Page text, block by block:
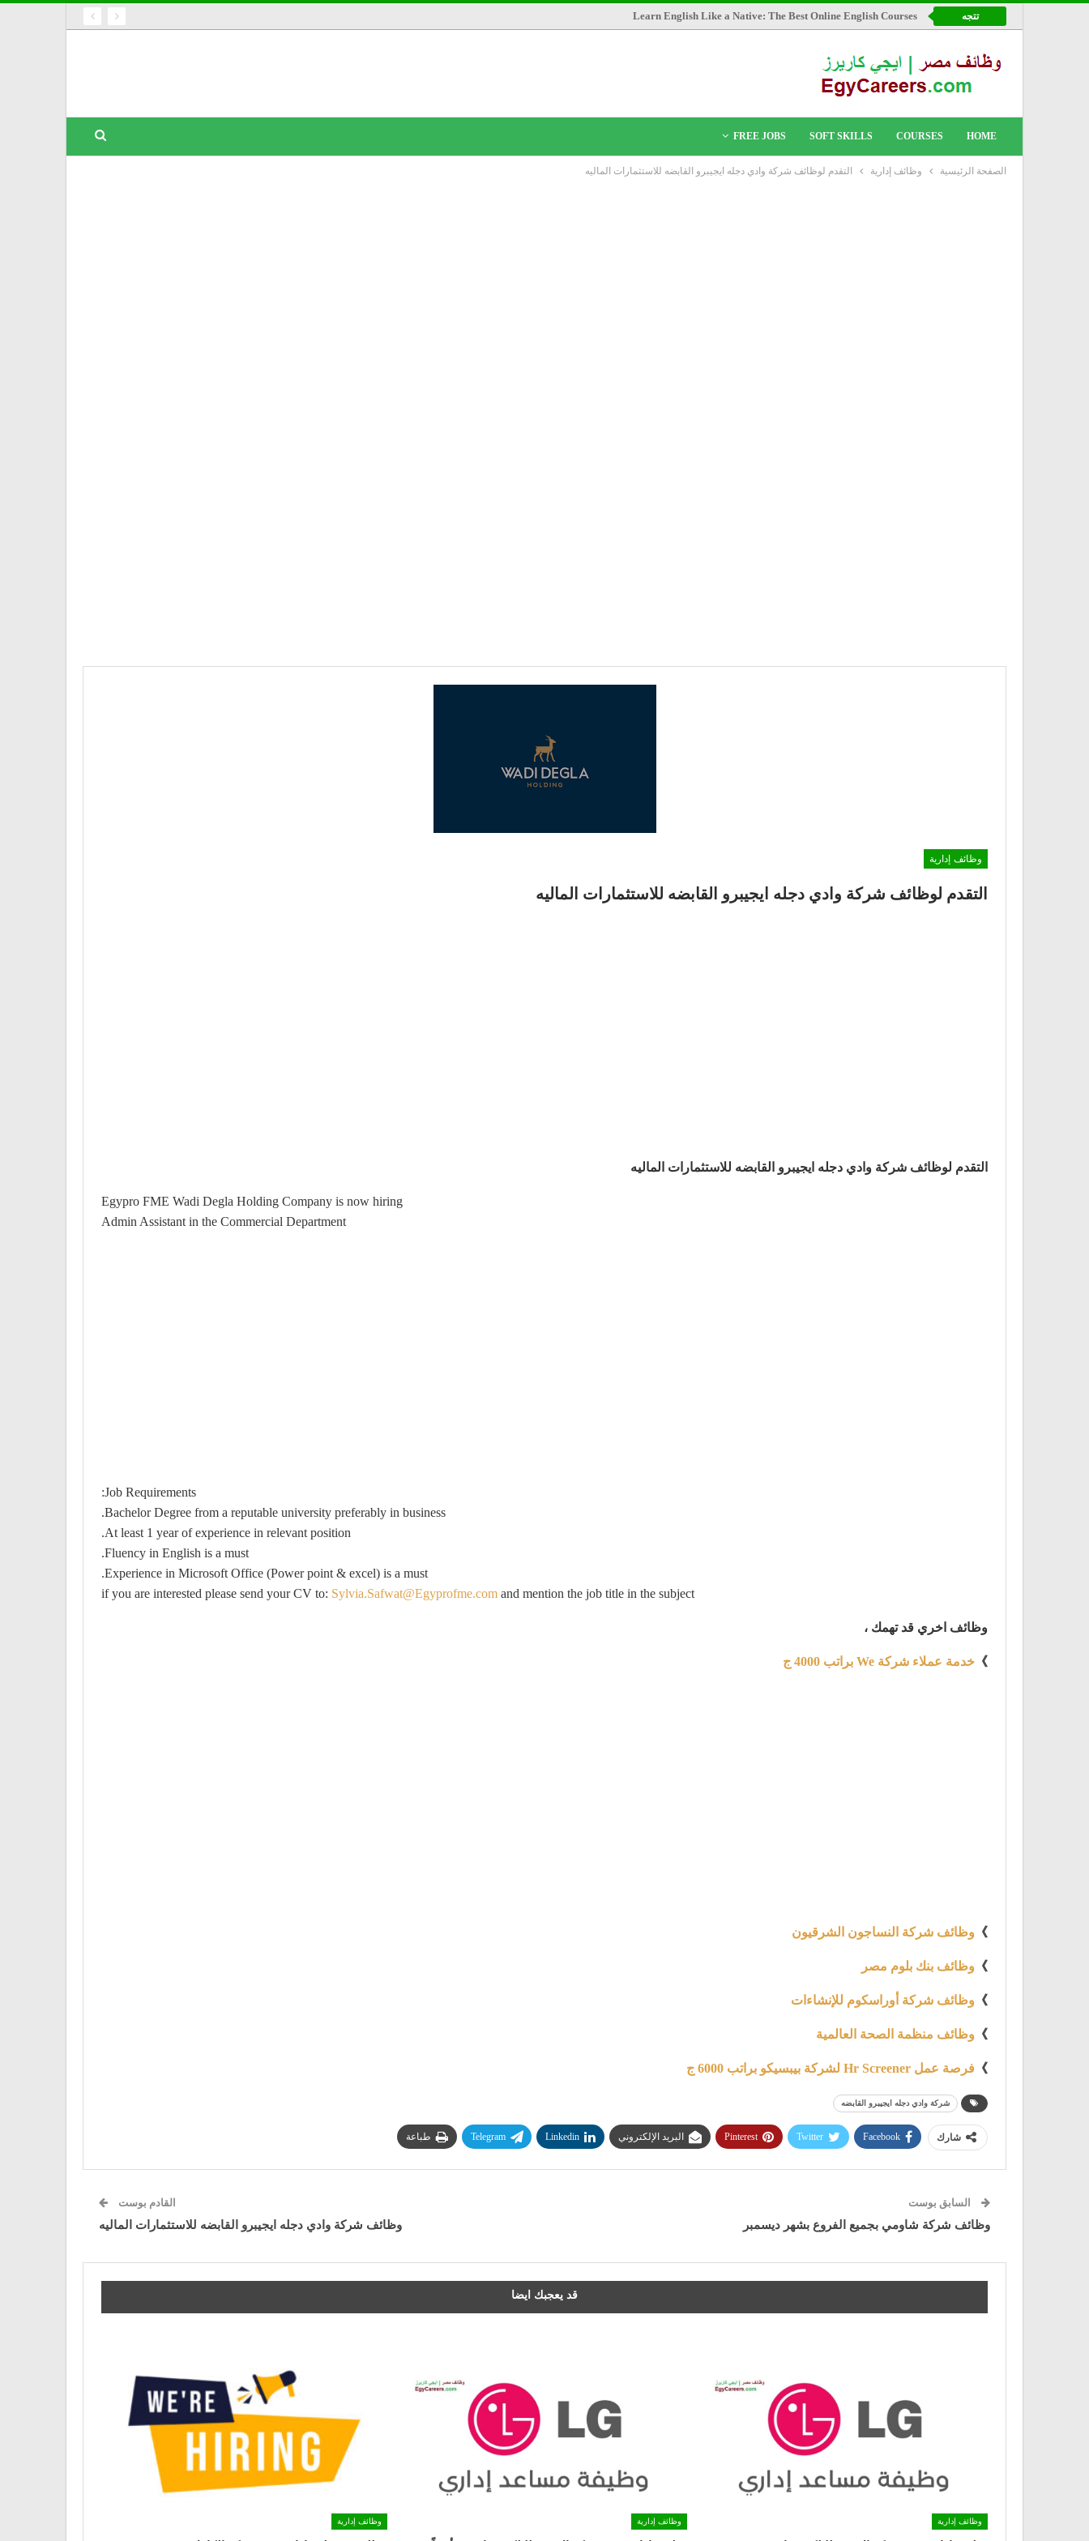
تتجه Learn English Like a Native: The Best Online English Courses
HOME
COURSES
SOFT SKILLS
FREE JOBS
الصفحة الرئيسية وظائف إدارية التقدم لوظائف شركة وادي دجله ايجيبرو القابضه للاستثمارات الماليه
وظائف إدارية
التقدم لوظائف شركة وادي دجله ايجيبرو القابضه للاستثمارات الماليه
التقدم لوظائف شركة وادي دجله ايجيبرو القابضه للاستثمارات الماليه
Egypro FME Wadi Degla Holding Company is now hiring
Admin Assistant in the Commercial Department
Job Requirements:
Bachelor Degree from a reputable university preferably in business.
At least 1 year of experience in relevant position.
Fluency in English is a must.
Experience in Microsoft Office (Power point & excel) is a must.
if you are interested please send your CV to: Sylvia.Safwat@Egyprofme.com and mention the job title in the subject
وظائف اخري قد تهمك ،
》 خدمة عملاء شركة We براتب 4000 ج
》 وظائف شركة النساجون الشرقيون
》 وظائف بنك بلوم مصر
》 وظائف شركة أوراسكوم للإنشاءات
》 وظائف منظمة الصحة العالمية
》 فرصة عمل Hr Screener لشركة بيبسيكو براتب 6000 ج
شركة وادي دجله ايجيبرو القابضه
شارك Facebook
Twitter
Pinterest البريد الإلكتروني Linkedin
Telegram طباعة
السابق بوست
وظائف شركة شاومي بجميع الفروع بشهر ديسمبر
القادم بوست
وظائف شركة وادي دجله ايجيبرو القابضه للاستثمارات الماليه
قد يعجبك ايضا
وظائف إدارية وظائف إدارية وظائف إدارية